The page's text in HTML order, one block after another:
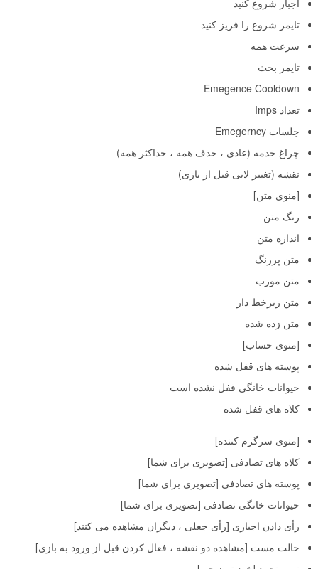
اجبار شروع کنید
تایمر شروع را فریز کنید
سرعت همه
تایمر بحث
Emegence Cooldown
تعداد Imps
جلسات Emegerncy
چراغ خدمه (عادی ، حذف همه ، حداکثر همه)
نقشه (تغییر لابی قبل از بازی)
[منوی متن]
رنگ متن
اندازه متن
متن پررنگ
متن مورب
متن زیرخط دار
متن زده شده
[منوی حساب] –
پوسته های قفل شده
حیوانات خانگی قفل نشده است
کلاه های قفل شده
[منوی سرگرم کننده] –
کلاه های تصادفی [تصویری برای شما]
پوسته های تصادفی [تصویری برای شما]
حیوانات خانگی تصادفی [تصویری برای شما]
رأی دادن اجباری [رأی جعلی ، دیگران مشاهده می کنند]
حالت مست [مشاهده دو نقشه ، فعال کردن قبل از ورود به بازی]